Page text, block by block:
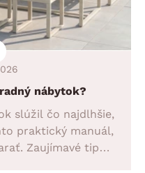
nábytok?
slúžil čo najdlhšie,
praktický manuál,
Zaujímavé tipy a